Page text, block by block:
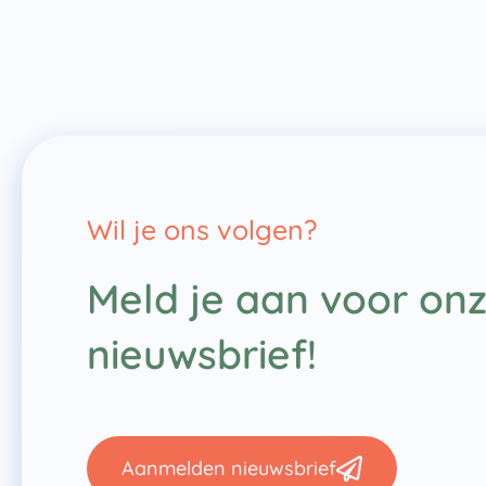
Wil je ons volgen?
Meld je aan voor
nieuwsbrief!
Aanmelden nieuwsbrief